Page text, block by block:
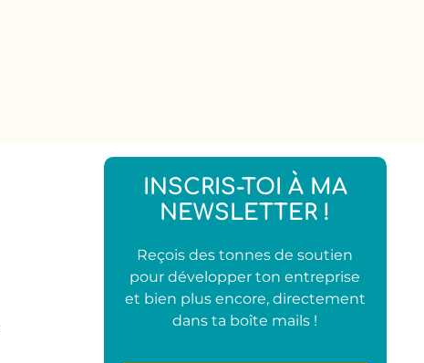
INSCRIS-TOI À MA
NEWSLETTER !
Reçois des tonnes de soutien
pour développer ton entreprise
et bien plus encore, directement
dans ta boîte mails !